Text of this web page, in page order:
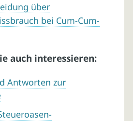
über
bei Cum-Cum-
auch interessieren:
Antworten zur